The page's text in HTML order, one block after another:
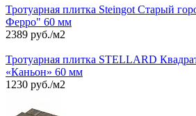
Тротуарная плитка Steingot Старый
Ферро" 60 мм
2389 руб./м2
Тротуарная плитка STELLARD
«Каньон» 60 мм
1230 руб./м2